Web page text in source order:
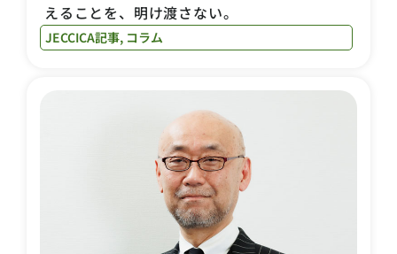
えることを、明け渡さない。
JECCICA記事, コラム